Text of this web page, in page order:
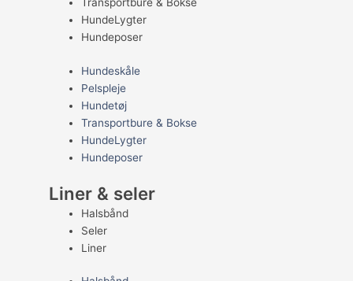
Transportbure & Bokse
HundeLygter
Hundeposer
Hundeskåle
Pelspleje
Hundetøj
Transportbure & Bokse
HundeLygter
Hundeposer
Liner & seler
Halsbånd
Seler
Liner